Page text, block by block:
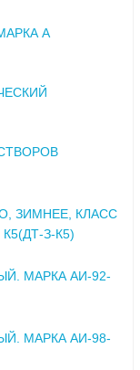
А
ЗИМНЕЕ, КЛАСС
З-К5)
МАРКА АИ-92-
МАРКА АИ-98-